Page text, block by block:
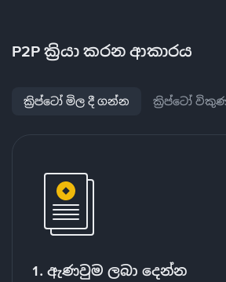
P2P ක්‍රියා කරන ආකාරය
ක්‍රිප්ටෝ මිල දී ගන්න ක්‍රිප්ටෝ
1. ඇණවුම ලබා දෙන්න